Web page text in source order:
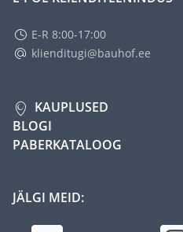
E-R 8:00-17:00
klienditugi@bauhof.ee
KAUPLUSED
BLOGI
PABERKATALOOG
JÄLGI MEID: